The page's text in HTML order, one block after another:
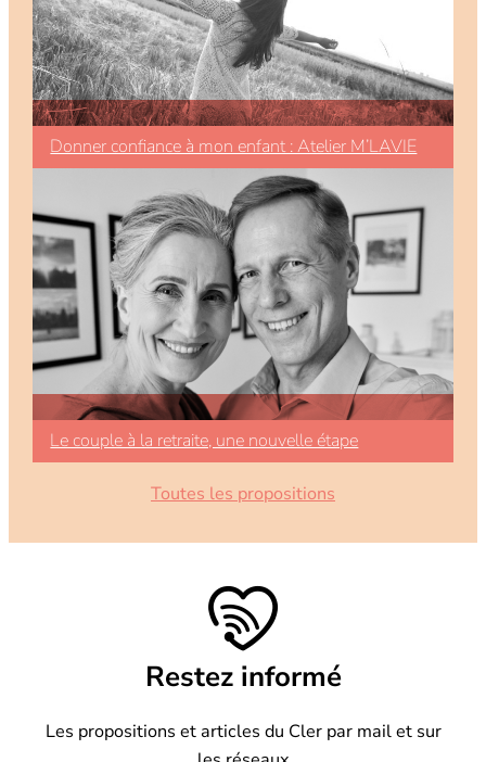
Donner confiance à mon enfant : Atelier M’LAVIE
Le couple à la retraite, une nouvelle étape
Toutes les propositions
Restez informé
Les propositions et articles du Cler par mail et sur